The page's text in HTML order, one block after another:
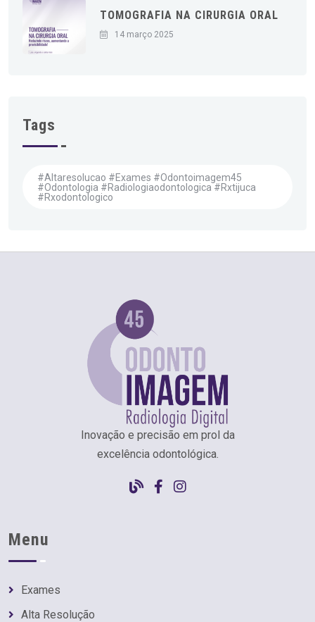
TOMOGRAFIA NA CIRURGIA ORAL
14 março 2025
Tags
#altaresolucao #exames #odontoimagem45
#odontologia #radiologiaodontologica #rxtijuca
#rxodontologico
Inovação e precisão em prol da
excelência odontológica.
Menu
Exames
Alta Resolução